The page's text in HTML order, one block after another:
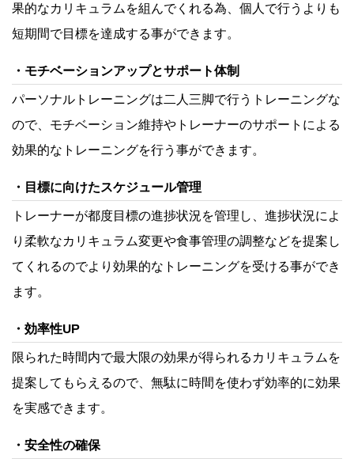
果的なカリキュラムを組んでくれる為、個人で行うよりも
短期間で目標を達成する事ができます。
モチベーションアップとサポート体制
パーソナルトレーニングは二人三脚で行うトレーニングな
ので、モチベーション維持やトレーナーのサポートによる
効果的なトレーニングを行う事ができます。
目標に向けたスケジュール管理
トレーナーが都度目標の進捗状況を管理し、進捗状況によ
り柔軟なカリキュラム変更や食事管理の調整などを提案し
てくれるのでより効果的なトレーニングを受ける事ができ
ます。
効率性UP
限られた時間内で最大限の効果が得られるカリキュラムを
提案してもらえるので、無駄に時間を使わず効率的に効果
を実感できます。
安全性の確保